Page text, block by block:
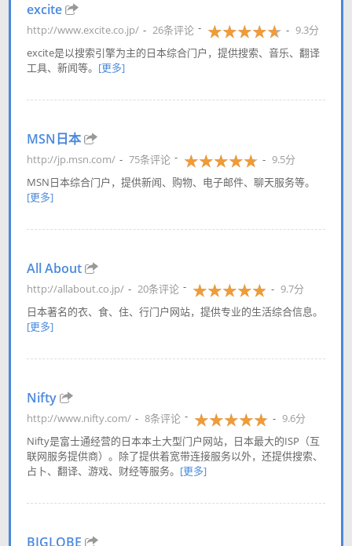
excite
http://www.excite.co.jp/ 26条评论
9.3分
excite是以搜索引擎为主的日本综合门户，提供搜索、音乐、翻译
工具、新闻等。 [更多]
MSN日本
http://jp.msn.com/ 75条评论
9.5分
MSN日本综合门户，提供新闻、购物、电子邮件、聊天服务等。
[更多]
All About
http://allabout.co.jp/ 20条评论
9.7分
日本著名的衣、食、住、行门户网站，提供专业的生活综合信息。
[更多]
Nifty
http://www.nifty.com/ 8条评论
9.6分
Nifty是富士通经营的日本本土大型门户网站，日本最大的ISP（互
联网服务提供商）。除了提供着宽带连接服务以外，还提供搜索、
占卜、翻译、游戏、财经等服务。 [更多]
BIGLOBE